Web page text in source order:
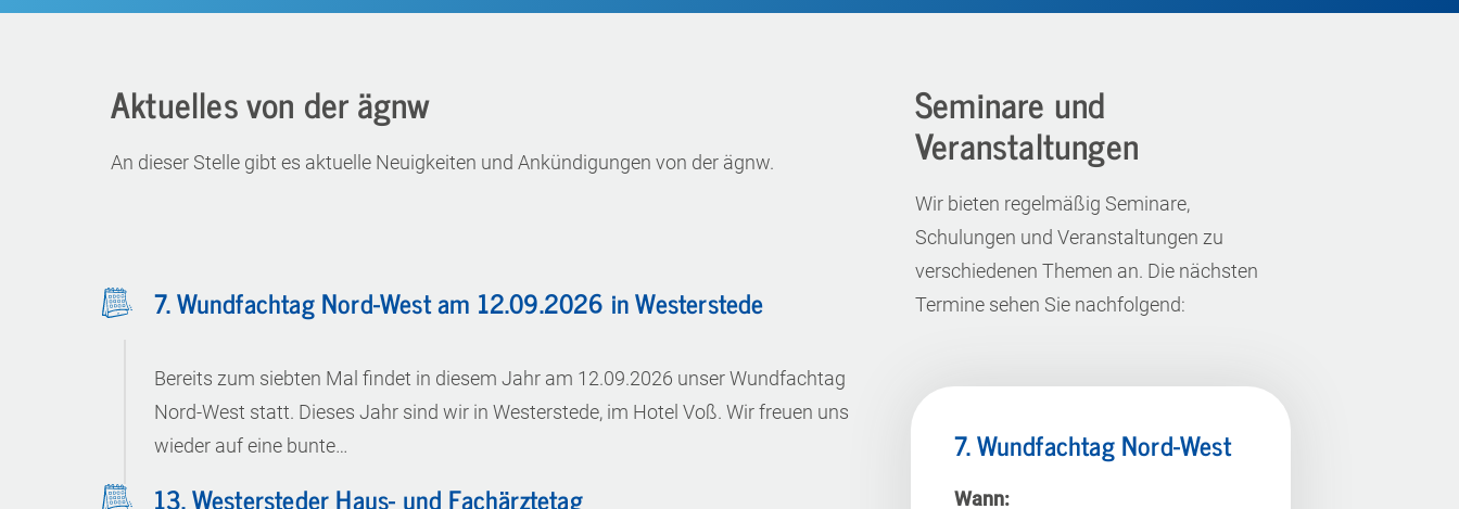
Aktuelles von der ägnw
An dieser Stelle gibt es aktuelle Neuigkeiten und Ankündigungen von der ägnw.
7. Wundfachtag Nord-West am 12.09.2026 in Westerstede
Bereits zum siebten Mal findet in diesem Jahr am 12.09.2026 unser Wundfachtag
Nord-West statt. Dieses Jahr sind wir in Westerstede, im Hotel Voß. Wir freuen uns
wieder auf eine bunte…
13. Westersteder Haus- und Fachärztetag
Seminare und
Veranstaltungen
Wir bieten regelmäßig Seminare,
Schulungen und Veranstaltungen zu
verschiedenen Themen an. Die nächsten
Termine sehen Sie nachfolgend:
7. Wundfachtag Nord-West
Wann: